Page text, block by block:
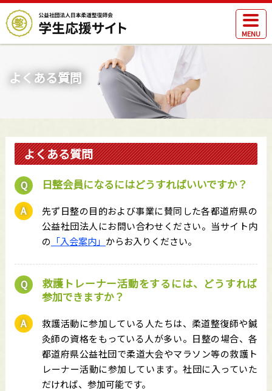
MENU
よくある質問
よくある質問
日整会員になるにはどうすればいいですか？
先ず日整の目的および事業に賛同した各都道府県の
公益社団法人にお問い合わせください。当サイト内
の 「入会案内」 からお入りください。
救護トレーナー活動をするには、どうすれば
参加できますか？
救護活動に参加している人たちは、柔道整復師や鍼
灸師の資格をもっている人が多い。日整の場合、各
都道府県公益社団で柔道大会やマラソン等の救護ト
レーナー活動に参加しています。社団に入っていた
だければ、参加可能です。